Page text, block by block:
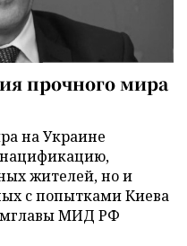
прочного мира
на Украине
жителей, но и
с попытками Киева
МИД РФ